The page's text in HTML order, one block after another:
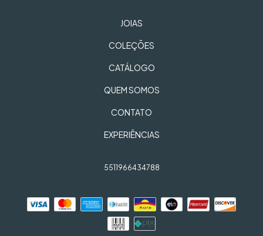
JOIAS
COLEÇÕES
CATÁLOGO
QUEM SOMOS
CONTATO
EXPERIÊNCIAS
5511966434788